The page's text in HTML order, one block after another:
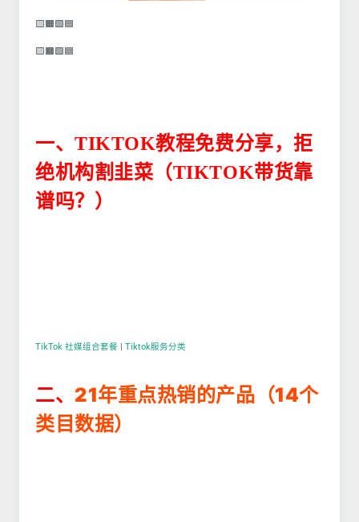
🟨🟧🟩🟦
🟨🟧🟩🟦
一、TIKTOK教程免费分享，拒
绝机构割韭菜（TIKTOK带货靠
谱吗？）
TikTok 社媒组合套餐 Tiktok服务分类
二、 21年重点热销的产品（14个
类目 数据）